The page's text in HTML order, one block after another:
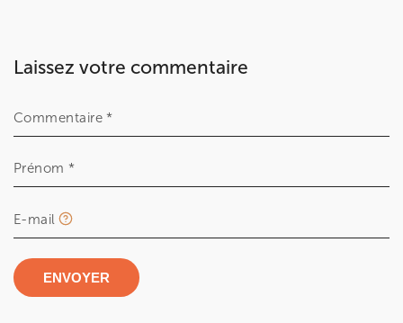
Laissez votre commentaire
Commentaire *
Prénom *
E-mail
ENVOYER